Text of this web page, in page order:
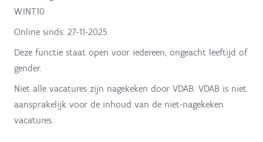
W.INT.10
Online sinds: 27-11-2025
Deze functie staat open voor iedereen, ongeacht leeftijd of
gender.
Niet alle vacatures zijn nagekeken door VDAB. VDAB is niet
aansprakelijk voor de inhoud van de niet-nagekeken
vacatures.